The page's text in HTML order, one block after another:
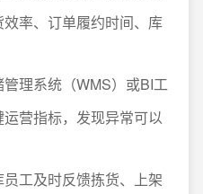
率、订单履约时间、库
管理系统（WMS）或BI工
营指标，发现异常可以
工及时反馈拣货、上架